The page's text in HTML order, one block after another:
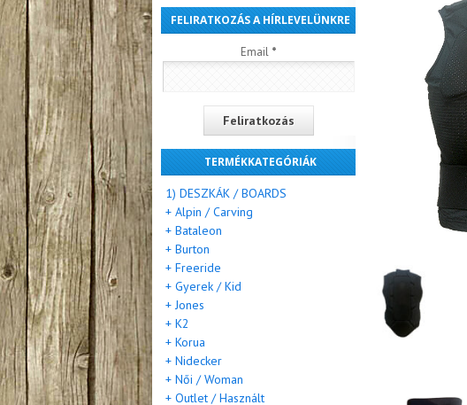
FELIRATKOZÁS A HÍRLEVELÜNKRE
Email *
TERMÉKKATEGÓRIÁK
1) DESZKÁK / BOARDS
+ Alpin / Carving
+ Bataleon
+ Burton
+ Freeride
+ Gyerek / Kid
+ Jones
+ K2
+ Korua
+ Nidecker
+ Női / Woman
+ Outlet / Használt